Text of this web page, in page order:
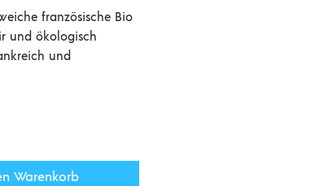
französische Bio
und ökologisch
und
Haut getragen
Babysachen ist sie
Warenkorb